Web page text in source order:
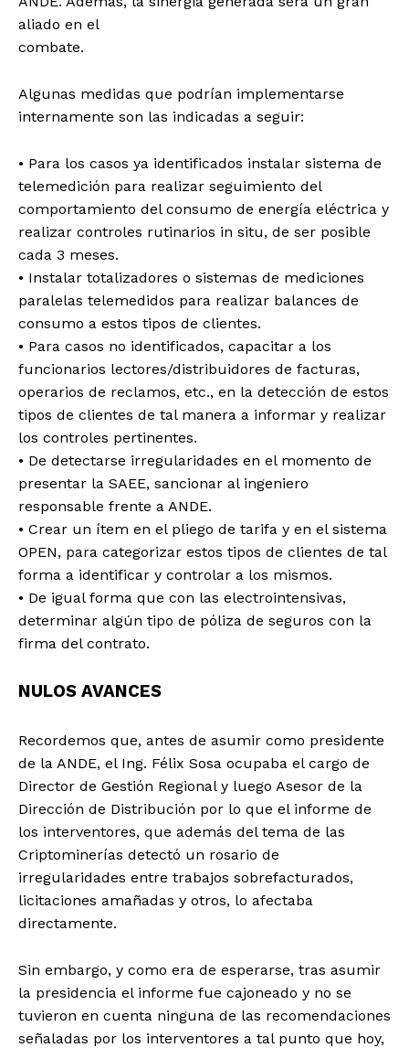
SUBSCRIBE NOW
Company
About
Contact us
Comparte esto:
X
aliado en el
combate.
Algunas medidas que podrían implementarse
internamente son las indicadas a seguir:
• Para los casos ya identificados instalar sistema de
telemedición para realizar seguimiento del
comportamiento del consumo de energía eléctrica y
realizar controles rutinarios in situ, de ser posible
cada 3 meses.
• Instalar totalizadores o sistemas de mediciones
paralelas telemedidos para realizar balances de
consumo a estos tipos de clientes.
• Para casos no identificados, capacitar a los
funcionarios lectores/distribuidores de facturas,
operarios de reclamos, etc., en la detección de estos
tipos de clientes de tal manera a informar y realizar
los controles pertinentes.
• De detectarse irregularidades en el momento de
presentar la SAEE, sancionar al ingeniero
responsable frente a ANDE.
• Crear un ítem en el pliego de tarifa y en el sistema
OPEN, para categorizar estos tipos de clientes de tal
forma a identificar y controlar a los mismos.
• De igual forma que con las electrointensivas,
determinar algún tipo de póliza de seguros con la
firma del contrato.
NULOS AVANCES
Recordemos que, antes de asumir como presidente
de la ANDE, el Ing. Félix Sosa ocupaba el cargo de
Director de Gestión Regional y luego Asesor de la
Dirección de Distribución por lo que el informe de
los interventores, que además del tema de las
Criptominerías detectó un rosario de
irregularidades entre trabajos sobrefacturados,
licitaciones amañadas y otros, lo afectaba
directamente.
Sin embargo, y como era de esperarse, tras asumir
la presidencia el informe fue cajoneado y no se
tuvieron en cuenta ninguna de las recomendaciones
señaladas por los interventores a tal punto que hoy,